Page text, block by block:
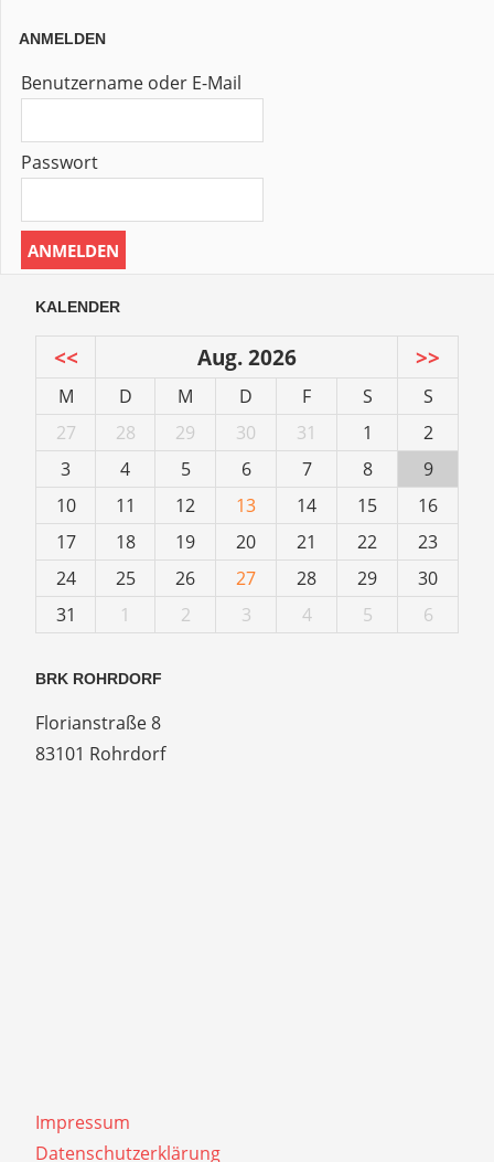
ANMELDEN
Benutzername oder E-Mail
Passwort
KALENDER
<< Aug. 2026 >>
M D M D F S
S
27
28 29 30 31 1
2
3
4 5 6 7 8
9
10
11 12 13 14 15
16
17
18 19 20 21 22
23
24
25 26 27 28 29
30
31
1 2 3 4 5 6
BRK ROHRDORF
Florianstraße 8
83101 Rohrdorf
Impressum
Datenschutzerklärung